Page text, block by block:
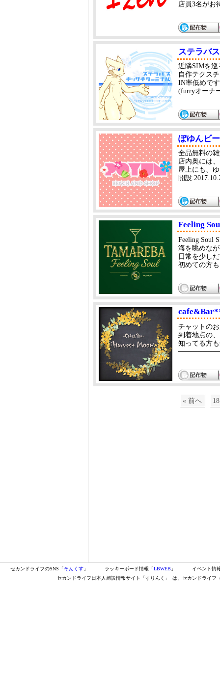
店員3名がお
ステラバ
近隣SIMを巡
自作テクス
IN率低めで
(furryオーナ
ぽゆんビ
全品無料の
店内奥には
屋上にも、
開設
Feeling
Feeling Soul
海を眺めな
日常を少し
初めての方
チャットの
到着地点の
知ってる方
« 前へ 18
セカンドライフのSNS「そんくす 」 ラッキーボード情報「LBWEB 」
イベント情
セカンドライフ日本人施設情報サイト「すりんく」
は、セカンドライフ